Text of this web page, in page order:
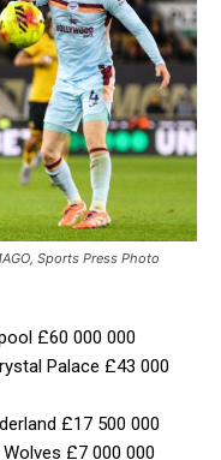
Sports Press Photo
£60 000 000
Palace £43 000
£17 500 000
£7 000 000